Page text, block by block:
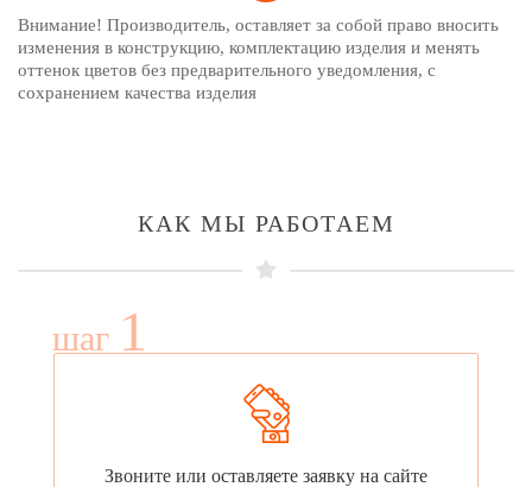
Внимание! Производитель, оставляет за собой право вносить
изменения в конструкцию, комплектацию изделия и менять
оттенок цветов без предварительного уведомления, с
сохранением качества изделия
КАК МЫ РАБОТАЕМ
шаг 1
Звоните или оставляете заявку на сайте